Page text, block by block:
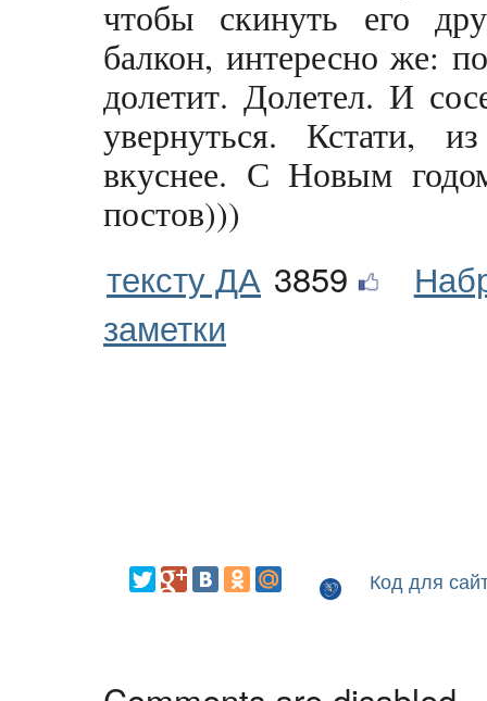
чтобы скинуть его
балкон, интересно же:
долетит. Долетел. И
увернуться. Кстати,
вкуснее. С Новым
постов)))
тексту ДА 3859
заметки
Код для